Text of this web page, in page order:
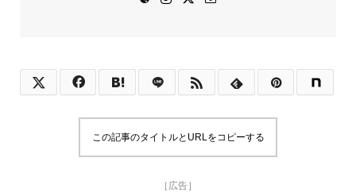
この記事のタイトルとURLをコピーする
［広告］